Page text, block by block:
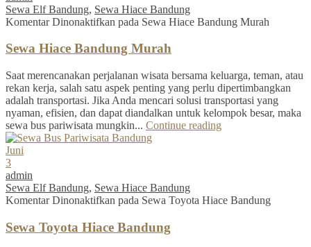
Sewa Elf Bandung, Sewa Hiace Bandung
Komentar Dinonaktifkan pada Sewa Hiace Bandung Murah
Sewa Hiace Bandung Murah
Saat merencanakan perjalanan wisata bersama keluarga, teman, atau
rekan kerja, salah satu aspek penting yang perlu dipertimbangkan
adalah transportasi. Jika Anda mencari solusi transportasi yang
nyaman, efisien, dan dapat diandalkan untuk kelompok besar, maka
sewa bus pariwisata mungkin... Continue reading
Juni
3
admin
Sewa Elf Bandung, Sewa Hiace Bandung
Komentar Dinonaktifkan pada Sewa Toyota Hiace Bandung
Sewa Toyota Hiace Bandung